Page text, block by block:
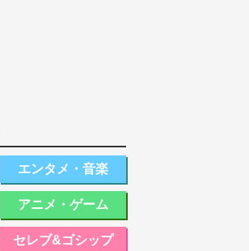
エンタメ・音楽
アニメ・ゲーム
セレブ&ゴシップ